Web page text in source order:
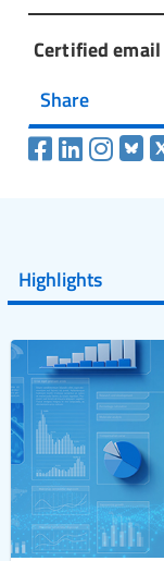
Certified email
Share
Highlights